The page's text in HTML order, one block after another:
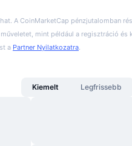
A CoinMarketCap pénzjutalomban
mint például a regisztráció és
a Partner Nyilatkozatra.
Kiemelt Legfrissebb